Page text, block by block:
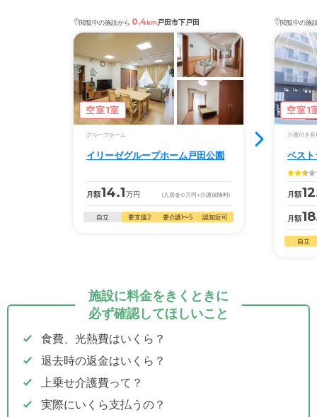
閲覧中の施設から 0.4km戸田市下戸田
空室1室
グループホーム
イリーゼグループホーム戸田公園
月額14.1万円 (入居金0万円 +介護保険料)
自立 要支援2 要介護1〜5 認知症可
閲覧中の施
空室1
介護付き有
ベス
月額
月額
自立
施設に料金をきくときに
必ず確認してほしいこと
食費、光熱費はいくら？
退去時の返金はいくら？
上乗せ介護費って？
実際にいくら支払うの？